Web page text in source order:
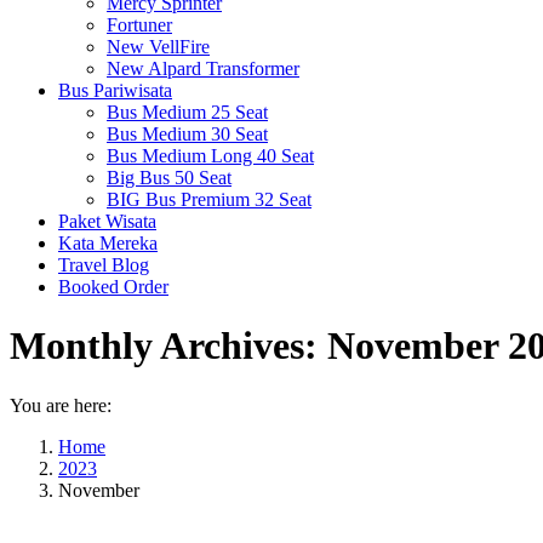
Fortuner
New VellFire
New Alpard Transformer
Bus Pariwisata
Bus Medium 25 Seat
Bus Medium 30 Seat
Bus Medium Long 40 Seat
Big Bus 50 Seat
BIG Bus Premium 32 Seat
Paket Wisata
Kata Mereka
Travel Blog
Booked Order
Monthly Archives: November
You are here:
Home
2023
November